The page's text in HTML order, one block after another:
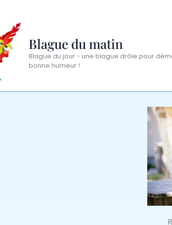
Blague du matin
Blague du jour - une blague drôle pour
bonne humeur !